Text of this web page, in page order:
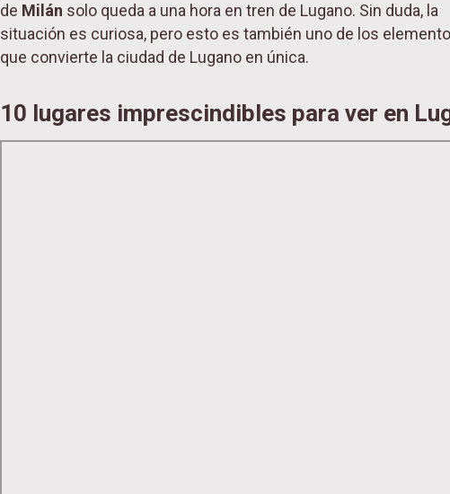
de Milán solo queda a una hora en tren de Lugano. Sin duda, la
situación es curiosa, pero esto es también uno de los
que convierte la ciudad de Lugano en única.
10 lugares imprescindibles para ver en